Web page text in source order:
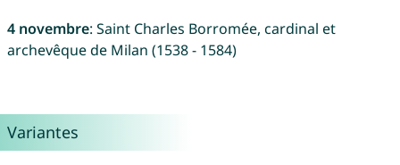
4 novembre: Saint Charles Borromée, cardinal et
archevêque de Milan (1538 - 1584)
Variantes